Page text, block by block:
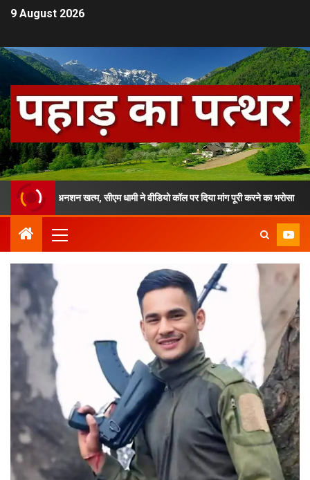
9 August 2026
अनशन खत्म, सीएम धामी ने वीडियो कॉल पर दिया मांग पूरी करने का भरोसा